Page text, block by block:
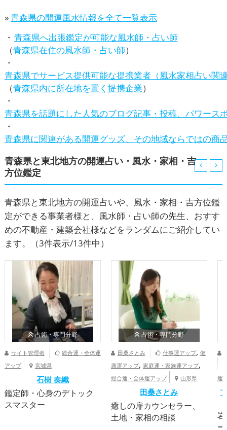
»青森県の開運風水情報を全て一覧表示
青森県へ出張鑑定が可能な風水師・占い師
（青森県在住の風水師・占い師）
青森県でサービス提供可能な提携業者（風水家相占い
（青森県内に所在地を置く提携企業）
青森県を話題にした人気のブログ記事・投稿、パワース
青森県に関連がある開運グッズ、その地域ならではの商
青森県と東北地方の開運占い・風水・家相・吉
方位鑑定
青森県と東北地方の開運占いや、風水・家相・吉方位鑑
定ができる事業者様と、風水師・占い師の先生、おすす
めの不動産・建築会社様などをランダムにご紹介してい
ます。
（3件表示/13件中）
占術・専門分野
サイト管理者
総合運・全体運
アップ
宮城県
石樹 奏織
鑑定師・心身のデトック
スマスター
占術・専門分野
田桑さとみ 仕事運アップ, 健
康運アップ, 家庭運・家族運アップ,
総合運・全体運アップ 山形県
田桑さとみ
癒しの扉カウンセラー、
土地・家相の相談
運
体